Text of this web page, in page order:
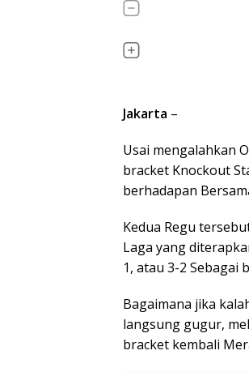
Jakarta –
Usai mengalahkan
bracket Knockout
berhadapan
Kedua Regu
Laga yang
1, atau 3-2 Sebagai
Bagaimana jika
langsung gugur,
bracket kembali